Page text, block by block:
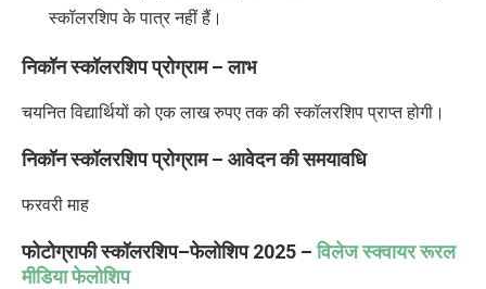
स्कॉलरशिप के पात्र नहीं हैं।
निकॉन स्कॉलरशिप प्रोग्राम–लाभ
चयनित विद्यार्थियों को एक लाख रुपए तक की स्कॉलरशिप प्राप्त होगी।
निकॉन स्कॉलरशिप प्रोग्राम– आवेदन की समयावधि
फरवरी माह
फोटोग्राफी स्कॉलरशिप–फेलोशिप2025 –विलेज स्क्वायर रूरल
मीडिया फेलोशिप